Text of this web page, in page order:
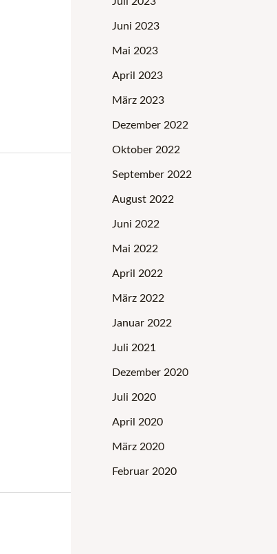
Juni 2023
Mai 2023
April 2023
März 2023
Dezember 2022
Oktober 2022
September 2022
August 2022
Juni 2022
Mai 2022
April 2022
März 2022
Januar 2022
Juli 2021
Dezember 2020
Juli 2020
April 2020
März 2020
Februar 2020